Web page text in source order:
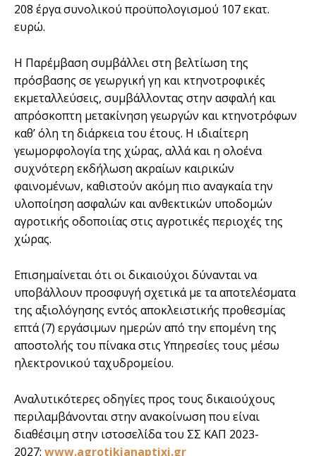
208 έργα συνολικού προϋπολογισμού 107 εκατ.
ευρώ.
Η Παρέμβαση συμβάλλει στη βελτίωση της
πρόσβασης σε γεωργική γη και κτηνοτροφικές
εκμεταλλεύσεις, συμβάλλοντας στην ασφαλή και
απρόσκοπτη μετακίνηση γεωργών και κτηνοτρόφων
καθ’ όλη τη διάρκεια του έτους. Η ιδιαίτερη
γεωμορφολογία της χώρας, αλλά και η ολοένα
συχνότερη εκδήλωση ακραίων καιρικών
φαινομένων, καθιστούν ακόμη πιο αναγκαία την
υλοποίηση ασφαλών και ανθεκτικών υποδομών
αγροτικής οδοποιίας στις αγροτικές περιοχές της
χώρας.
Επισημαίνεται ότι οι δικαιούχοι δύνανται να
υποβάλλουν προσφυγή σχετικά με τα αποτελέσματα
της αξιολόγησης εντός αποκλειστικής προθεσμίας
επτά (7) εργάσιμων ημερών από την επομένη της
αποστολής του πίνακα στις Υπηρεσίες τους μέσω
ηλεκτρονικού ταχυδρομείου.
Αναλυτικότερες οδηγίες προς τους δικαιούχους
περιλαμβάνονται στην ανακοίνωση που είναι
διαθέσιμη στην ιστοσελίδα του ΣΣ ΚΑΠ 2023-
2027: www.agrotikianaptixi.gr